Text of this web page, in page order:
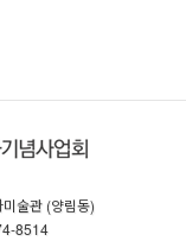
술관 (양림동)
8514